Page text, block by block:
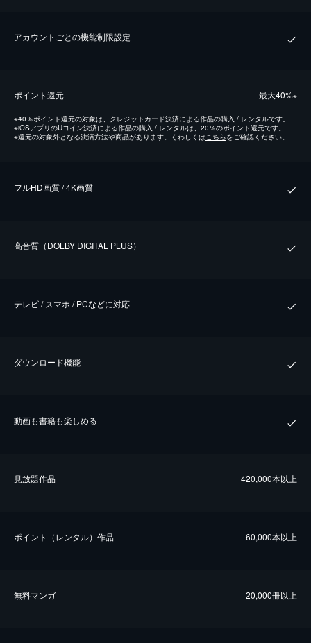
アカウントごとの機能制限設定
ポイント還元 最⼤40%※
※40％ポイント還元の対象は、クレジットカード決済による作品の購入 / レンタルです。
※iOSアプリのUコイン決済による作品の購入 / レンタルは、20％のポイント還元です。
※還元の対象外となる決済方法や商品があります。くわしくは こちらをご確認ください。
フルHD画質 / 4K画質
⾼⾳質（DOLBY DIGITAL PLUS）
テレビ / スマホ / PCなどに対応
ダウンロード機能
動画も書籍も楽しめる
⾒放題作品 420,000本以上
ポイント（レンタル）作品 60,000本以上
無料マンガ 20,000冊以上